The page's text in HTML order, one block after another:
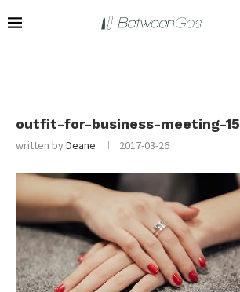
outfit-for-business-meeting-15
written byDeane 2017-03-26